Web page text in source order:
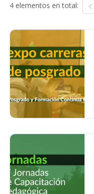
4 elementos en total: